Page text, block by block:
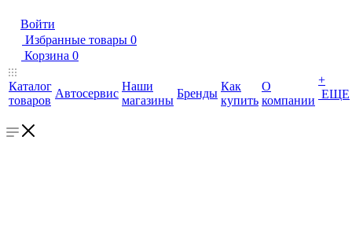
Войти
Избранные товары 0
Корзина 0
Каталог
товаров
Автосервис
Наши
магазины
Бренды
Как
купить
О
компании
+
ЕЩЕ